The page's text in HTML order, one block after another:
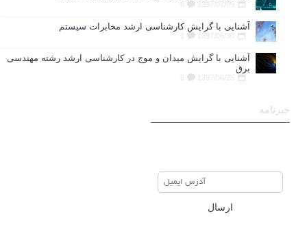
1397/07/09
6
آشنایی با گرایش کارشناسی ارشد مخابرات سیستم
1397/06/30
آشنایی با گرایش میدان و موج در کارشناسی ارشد رشته مهندسی
برق
1397/06/25
خبرنامه
ارسال